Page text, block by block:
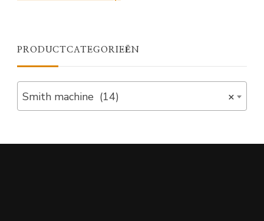
PRODUCTCATEGORIEËN
×
Smith machine (14)